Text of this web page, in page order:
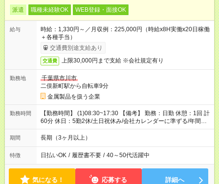
派遣 職種未経験OK WEB登録・面接OK
給与
時給：1,330円～／月収例：225,000円（時給x8H実働x20日稼働
＋各種手当）
交通費別途支給あり
交通費 上限30,000円まで支給 ※会社規定有り
勤務地
千葉県市川市
二俣新町駅から自転車9分
金属製品を扱う企業
勤務時間
【勤務時間】 (1)08:30~17:30 【備考】 勤務：日勤 休憩：1回 計
60分 休日：5勤2休/土日祝休み/会社カレンダーに準ずる/年間休
日120日 休暇：GW休暇・夏季休暇・年末年始休暇
期間 長期（3ヶ月以上）
特徴 日払いOK / 履歴書不要 / 40～50代活躍中
気になる！ 応募する 詳細へ